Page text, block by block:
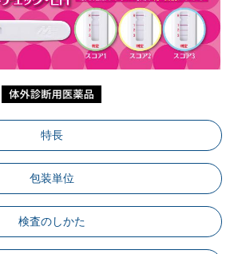
特長
包装単位
検査のしかた